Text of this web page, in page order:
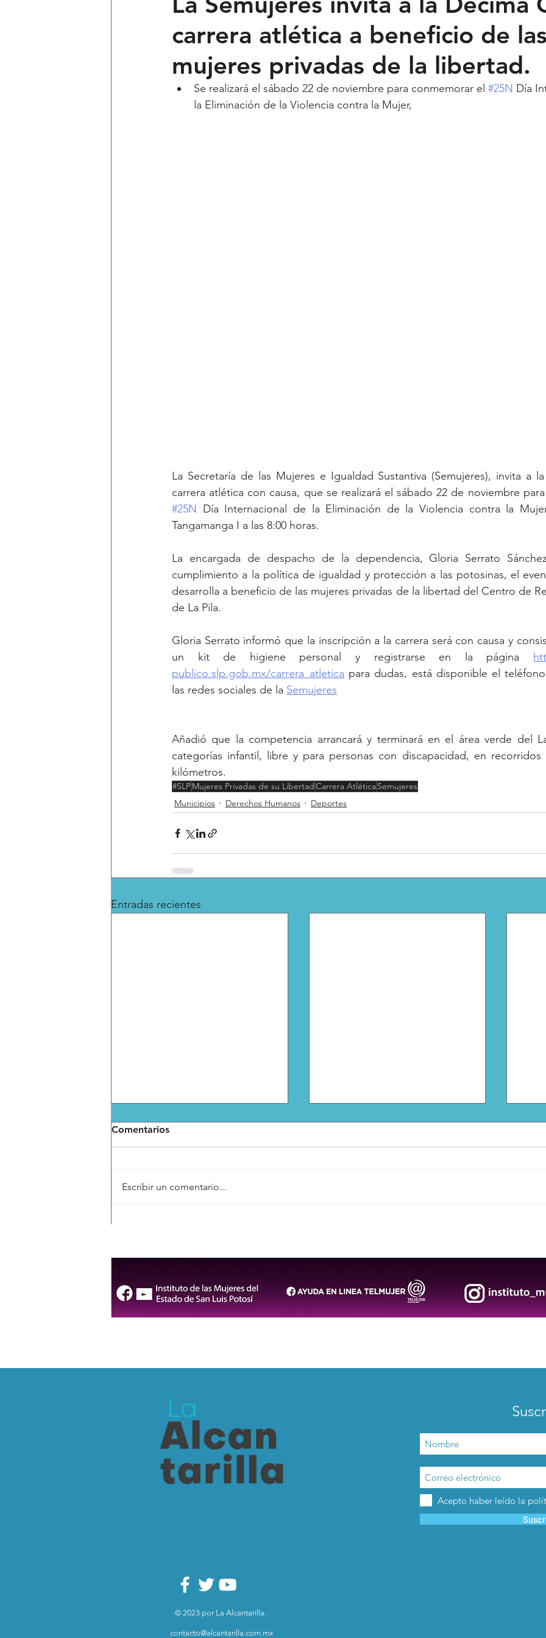
Ciencia y Tecnología Voces Feministas Pequeño País Fusión Juega como niña
Mi Cuarto Quintana Roo
carrera atlética a beneficio de las
mujeres privadas de la libertad.
Se realizará el sábado 22 de noviembre para conmemorar el #25N Día
la Eliminación de la Violencia contra la Mujer,
La Secretaría de las Mujeres e Igualdad Sustantiva (Semujeres), invita a
#25N Día Internacional de la Eliminación de la Violencia contra la
Tangamanga I a las 8:00 horas.
La encargada de despacho de la dependencia, Gloria Serrato
cumplimiento a la política de igualdad y protección a las potosinas, el
desarrolla a beneficio de las mujeres privadas de la libertad del Centro de
de La Pila.
Gloria Serrato informó que la inscripción a la carrera será con causa y
un kit de higiene personal y registrarse en la página
publico.slp.gob.mx/carrera_atletica para dudas, está disponible el
las redes sociales de la Semujeres
Añadió que la competencia arrancará y terminará en el área verde del
categorías infantil, libre y para personas con discapacidad, en
kilómetros.
#SLPMujeres Privadas de su LibertadCarrera AtléticaSemujeres
Municipios
Derechos Humanos Deportes
Entradas recientes
Comentarios
Escribir un comentario...
Acepto haber leído la
© 2023 por La Alcantarilla.
contacto@alcantarilla.com.mx